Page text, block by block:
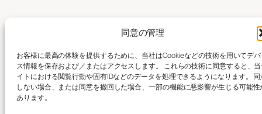
同意の管理
お客様に最高の体験を提供するために、当社はCookieなどの技術を用いてデ
ス情報を保存および／またはアクセスします。 これらの技術に同意すると、
イトにおける閲覧行動や固有IDなどのデータを処理できるようになります。
しない場合、または同意を撤回した場合、一部の機能に悪影響が生じる可能性
あります。